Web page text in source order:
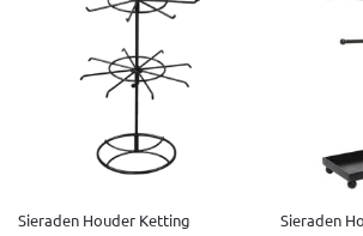
Sieraden Houder Ketting Sieraden